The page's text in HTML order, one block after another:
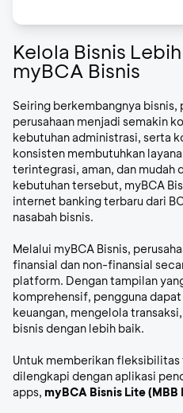
Kelola Bisnis
myBCA Bisnis
Seiring berkembangnya bisnis,
perusahaan menjadi semakin
kebutuhan administrasi, serta
konsisten membutuhkan
terintegrasi, aman, dan mudah
kebutuhan tersebut, myBCA
internet banking terbaru dari
nasabah bisnis.
Melalui myBCA Bisnis,
finansial dan non-finansial
platform. Dengan tampilan
komprehensif, pengguna
keuangan, mengelola
bisnis dengan lebih baik.
Untuk memberikan fleksibilitas
dilengkapi dengan aplikasi
apps, myBCA Bisnis Lite (MBB